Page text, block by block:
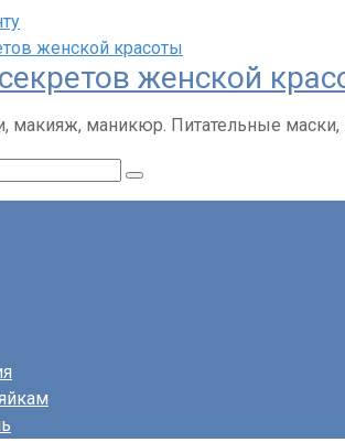
женской
макияж, маникюр. Питательные